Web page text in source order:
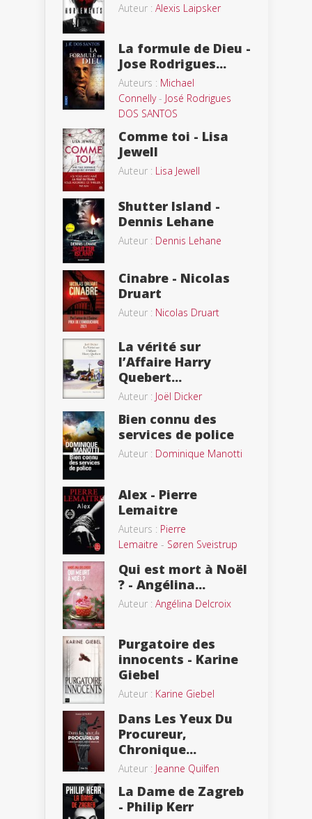
Auteur : Alexis Laipsker
La formule de Dieu -
Jose Rodrigues...
Auteurs : Michael
Connelly- José Rodrigues
DOS SANTOS
Comme toi - Lisa
Jewell
Auteur : Lisa Jewell
Shutter Island -
Dennis Lehane
Auteur : Dennis Lehane
Cinabre - Nicolas
Druart
Auteur : Nicolas Druart
La vérité sur
l’Affaire Harry
Quebert...
Auteur : Joël Dicker
Bien connu des
services de police
Auteur : Dominique Manotti
Alex - Pierre
Lemaitre
Auteurs : Pierre
Lemaitre - Søren Sveistrup
Qui est mort à Noël
? - Angélina...
Auteur : Angélina Delcroix
Purgatoire des
innocents - Karine
Giebel
Auteur : Karine Giebel
Dans Les Yeux Du
Procureur,
Chronique...
Auteur : Jeanne Quilfen
La Dame de Zagreb
- Philip Kerr